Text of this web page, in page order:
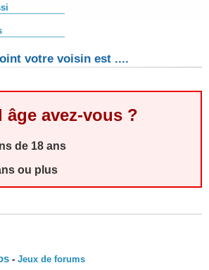
votre voisin est ....
âge avez-vous ?
de 18 ans
ou plus
- Jeux de forums